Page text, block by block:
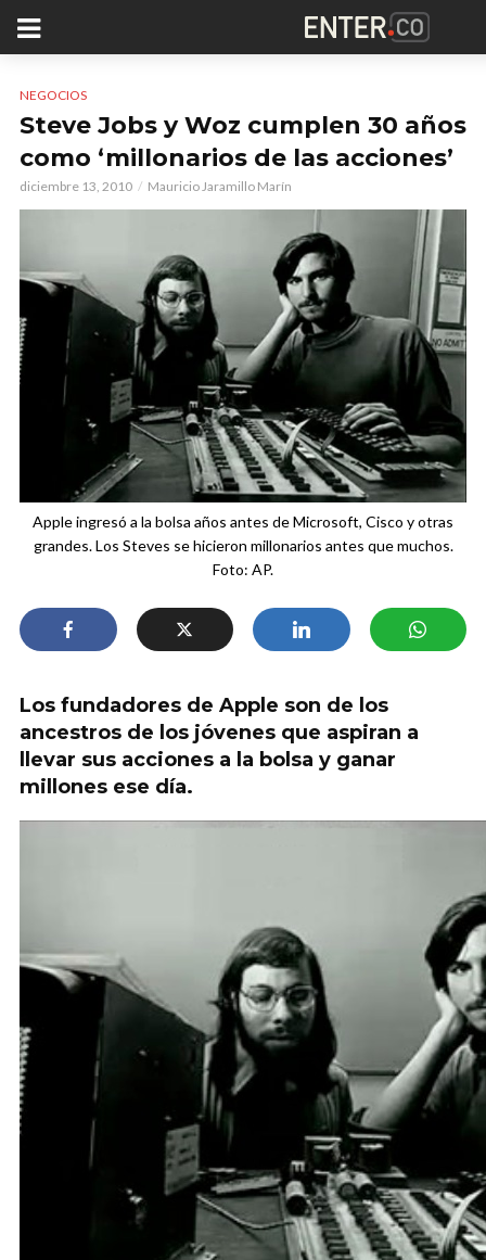
NEGOCIOS
Steve Jobs y Woz cumplen 30 años
como ‘millonarios de las acciones’
diciembre 13, 2010 Mauricio Jaramillo Marín
Apple ingresó a la bolsa años antes de Microsoft, Cisco y otras
grandes. Los Steves se hicieron millonarios antes que muchos.
Foto: AP.
Los fundadores de Apple son de los
ancestros de los jóvenes que aspiran a
llevar sus acciones a la bolsa y ganar
millones ese día.